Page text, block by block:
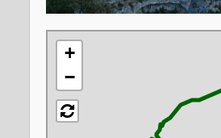
+
−